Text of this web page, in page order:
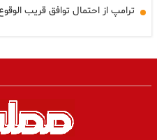
ترامپ از احتمال توافق قریب